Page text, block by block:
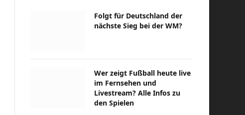
Folgt für Deutschland der
nächste Sieg bei der WM?
Wer zeigt Fußball heute live
im Fernsehen und
Livestream? Alle Infos zu
den Spielen